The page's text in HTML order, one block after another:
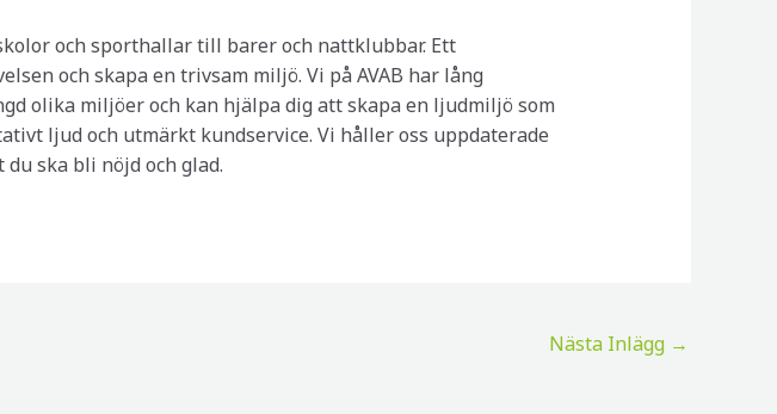
och sporthallar till barer och nattklubbar. Ett
och skapa en trivsam miljö. Vi på AVAB har lång
olika miljöer och kan hjälpa dig att skapa en ljudmiljö som
ljud och utmärkt kundservice. Vi håller oss uppdaterade
ska bli nöjd och glad.
Nästa Inlägg →